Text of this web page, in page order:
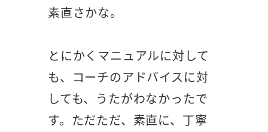
素直さかな。
とにかくマニュアルに対して
も、コーチのアドバイスに対
しても、うたがわなかったで
す。ただただ、素直に、丁寧